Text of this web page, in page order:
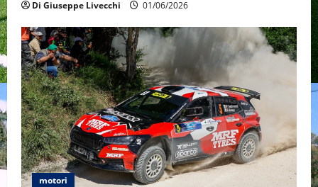
Di Giuseppe Livecchi 01/06/2026
motori